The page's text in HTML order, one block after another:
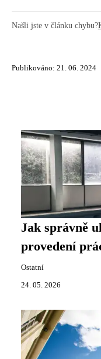
Našli jste v článku chybu?
Publikováno: 21. 06. 2024
Jak správně
provedení
Ostatní
24. 05. 2026